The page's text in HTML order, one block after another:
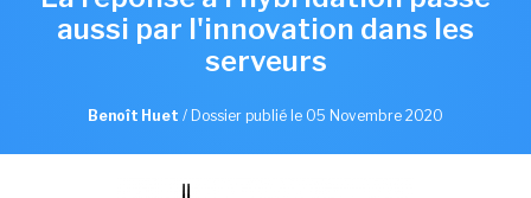
aussi par l'innovation dans les
serveurs
Benoît Huet / Dossier publié le 05 Novembre 2020